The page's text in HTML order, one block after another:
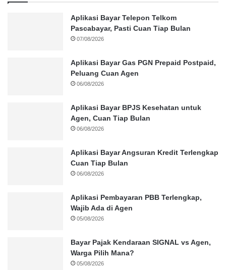
Aplikasi Bayar Telepon Telkom
Pascabayar, Pasti Cuan Tiap Bulan
07/08/2026
Aplikasi Bayar Gas PGN Prepaid Postpaid,
Peluang Cuan Agen
06/08/2026
Aplikasi Bayar BPJS Kesehatan untuk
Agen, Cuan Tiap Bulan
06/08/2026
Aplikasi Bayar Angsuran Kredit Terlengkap
Cuan Tiap Bulan
06/08/2026
Aplikasi Pembayaran PBB Terlengkap,
Wajib Ada di Agen
05/08/2026
Bayar Pajak Kendaraan SIGNAL vs Agen,
Warga Pilih Mana?
05/08/2026